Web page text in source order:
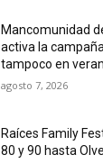
Mancomunidad
activa la
tampoco en
agosto 7, 2026
Raíces Family
80 y 90 hasta